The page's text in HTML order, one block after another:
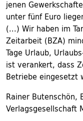
jenen
unter fünf Euro
(...) Wir haben im
Zeitarbeit (BZA)
Tage Urlaub,
ist verankert, dass
Betriebe eingesetzt
Rainer
Verlagsgesellschaft